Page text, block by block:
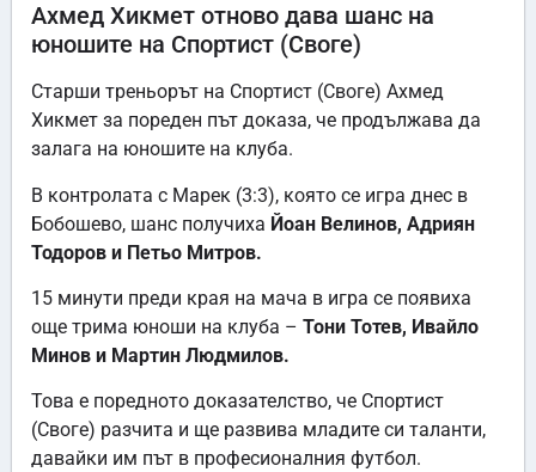
Ахмед Хикмет отново дава шанс на
юношите на Спортист (Своге)
Старши треньорът на Спортист (Своге) Ахмед
Хикмет за пореден път доказа, че продължава да
залага на юношите на клуба.
В контролата с Марек (3:3), която се игра днес в
Бобошево, шанс получиха Йоан Велинов, Адриян
Тодоров и Петьо Митров.
15 минути преди края на мача в игра се появиха
още трима юноши на клуба – Тони Тотев, Ивайло
Минов и Мартин Людмилов.
Това е поредното доказателство, че Спортист
(Своге) разчита и ще развива младите си таланти,
давайки им път в професионалния футбол.